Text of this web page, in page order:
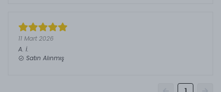
11 Mart 2026
A. İ.
Satın Alınmış